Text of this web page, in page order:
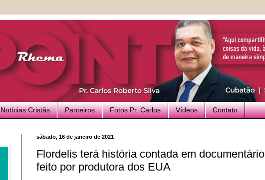
Notícias Cristãs Parceiros Fotos Pr. Carlos Vídeos Contato
sábado, 16 de janeiro de 2021
Flordelis terá história contada em documentário
feito por produtora dos EUA